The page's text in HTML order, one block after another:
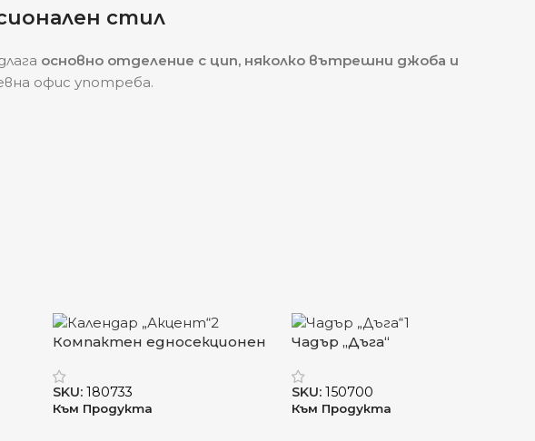
стил
основно отделение с цип, няколко вътрешни джоба и
офис употреба.
Компактен едносекционен
„Акцент“
SKU:180733
Към Продукта
Чадър „Дъга“
SKU:150700
Към Продукта